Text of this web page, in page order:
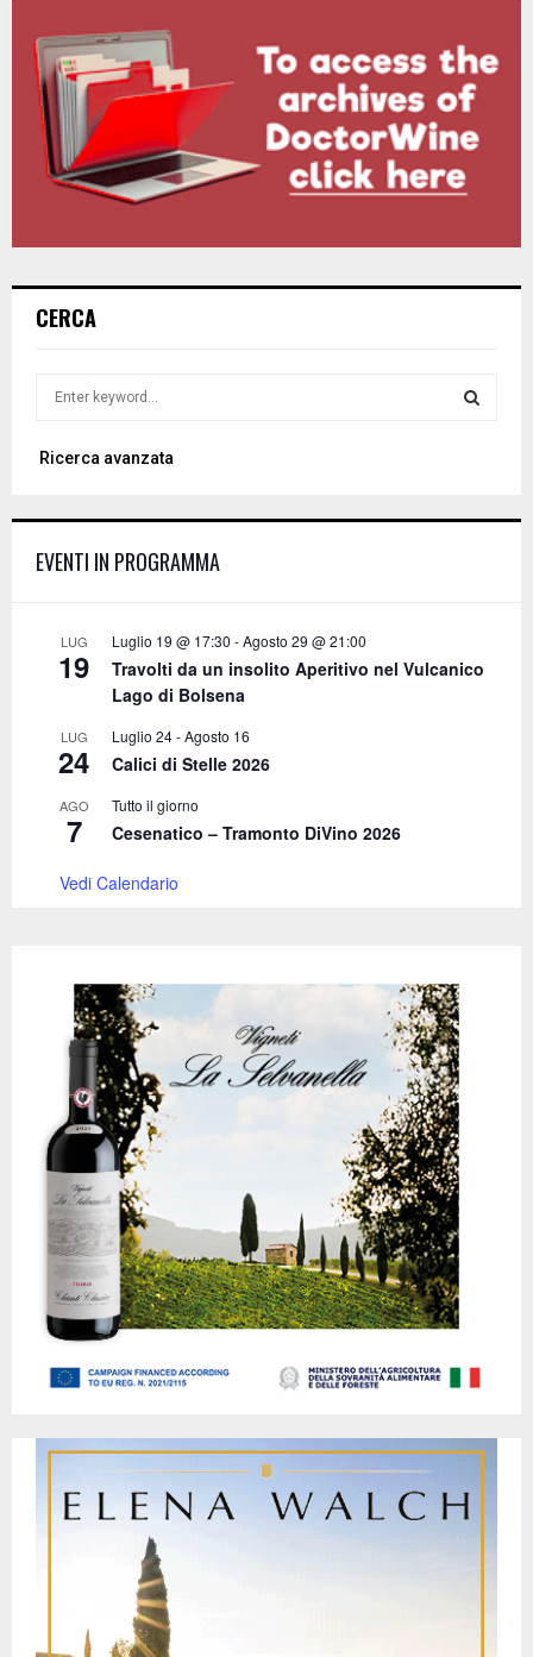
CERCA
r
o
Ricerca avanzata
EVENTI IN PROGRAMMA
LUG
19
Luglio 19 @ 17:30 -Agosto 29 @ 21:00
Travolti da un insolito Aperitivo nel Vulcanico
Lago di Bolsena
LUG
24
Luglio 24-Agosto 16
Calici di Stelle 2026
AGO
7
Tutto il giorno
Cesenatico – Tramonto DiVino 2026
Vedi Calendario